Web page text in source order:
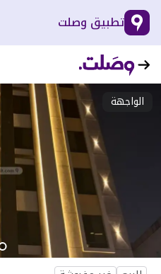
تطبيق وصلت
الواجهة